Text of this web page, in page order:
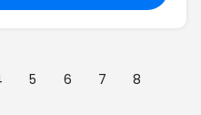
5 6 7
8